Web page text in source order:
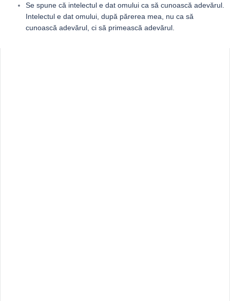
Se spune că intelectul e dat omului ca să cunoască adevărul.
Intelectul e dat omului, după părerea mea, nu ca să
cunoască adevărul, ci să primească adevărul.